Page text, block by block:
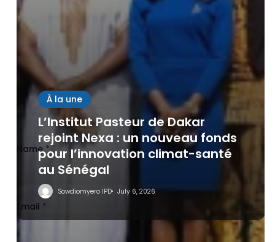
À la une
L’Institut Pasteur de Dakar
rejoint Nexa : un nouveau fonds
pour l’innovation climat-santé
au Sénégal
Sowdiomyero IPD July 6, 2026
Name*
Email *